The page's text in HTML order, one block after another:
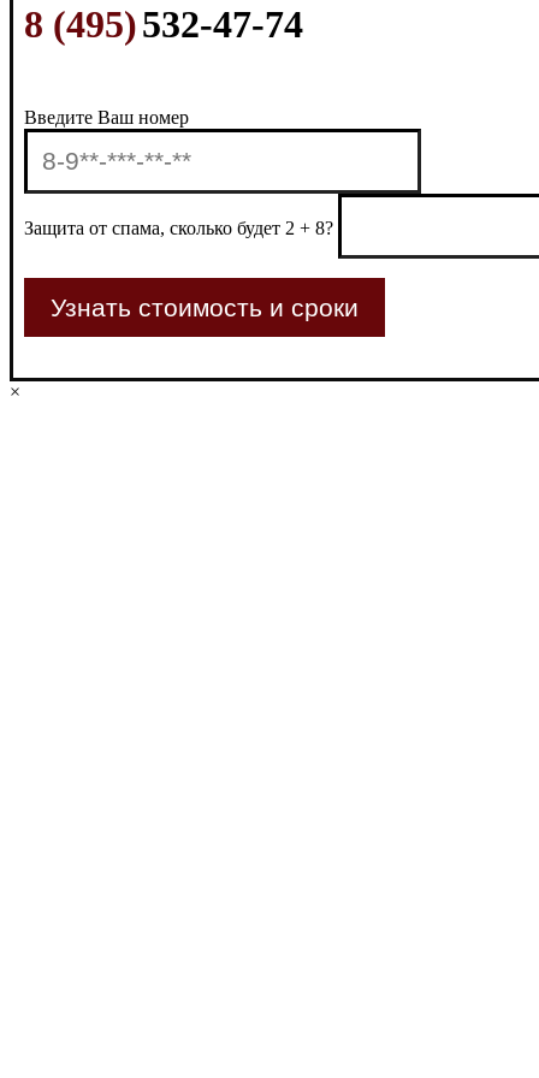
8 (495)532-47-74
Введите Ваш номер
Защита от спама, сколько будет 2 + 8?
×